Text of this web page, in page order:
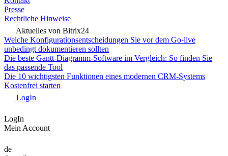
Presse
Rechtliche Hinweise
Aktuelles von Bitrix24
Welche Konfigurationsentscheidungen Sie vor dem Go-live
unbedingt dokumentieren sollten
Die beste Gantt-Diagramm-Software im Vergleich: So finden Sie
das passende Tool
Die 10 wichtigsten Funktionen eines modernen CRM-Systems
Kostenfrei starten
LogIn
LogIn
Mein Account
de